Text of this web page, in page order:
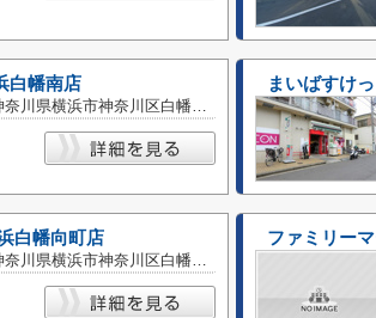
白幡南店
神奈川県横浜市神奈川区白幡南町
まいばすけ
白幡向町店
神奈川県横浜市神奈川区白幡向町
ファミリー